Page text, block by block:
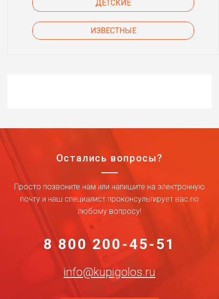
ДЕТСКИЕ
ИЗВЕСТНЫЕ
Остались вопросы?
Просто позвоните нам или напишите на электронную
почту и наш специалист проконсультирует вас по
любому вопросу!
8 800 200-45-51
info@kupigolos.ru